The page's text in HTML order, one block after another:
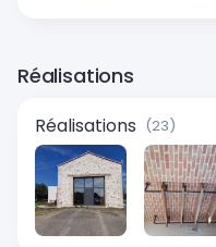
Réalisations
Réalisations (23)